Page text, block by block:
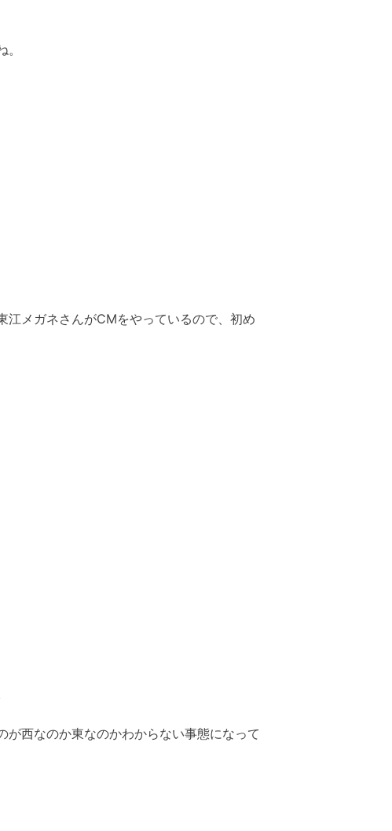
江メガネさんがCMをやっているので、初め
が西なのか東なのかわからない事態になって